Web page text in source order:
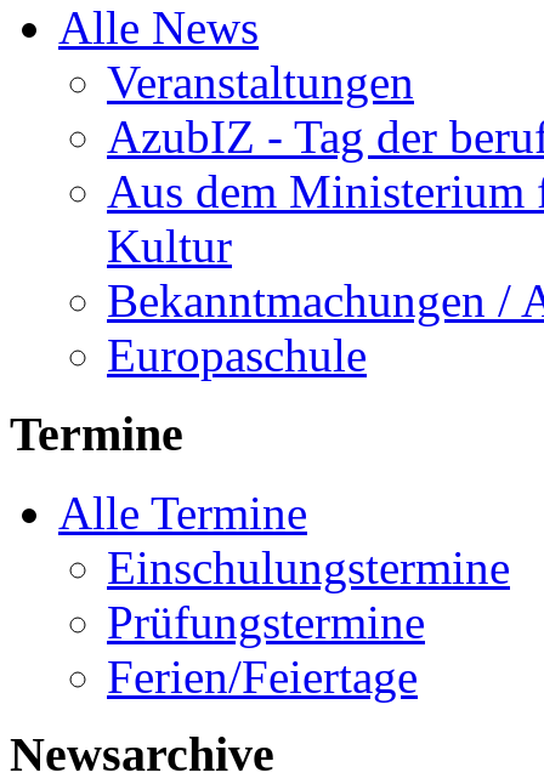
Alle News
Veranstaltungen
AzubIZ - Tag der
Aus dem Ministerium
Kultur
Bekanntmachungen /
Europaschule
Termine
Alle Termine
Einschulungstermine
Prüfungstermine
Ferien/Feiertage
Newsarchive